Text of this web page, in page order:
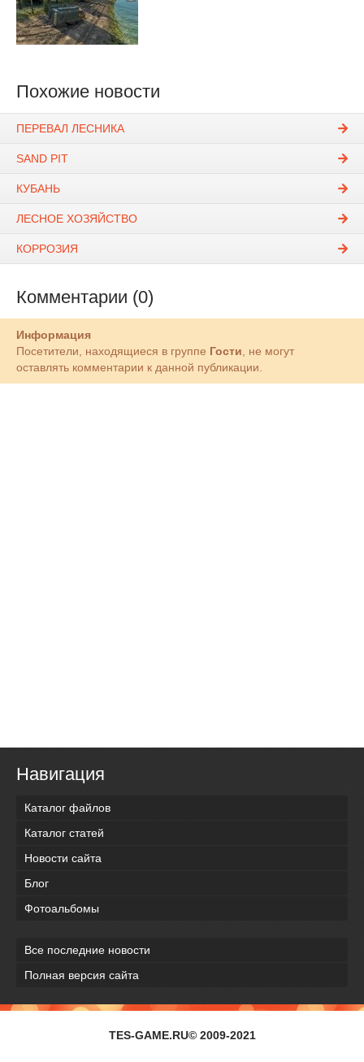
Похожие новости
ПЕРЕВАЛ ЛЕСНИКА
SAND PIT
КУБАНЬ
ЛЕСНОЕ ХОЗЯЙСТВО
КОРРОЗИЯ
Комментарии (0)
Информация
Посетители, находящиеся в группе Гости, не могут
оставлять комментарии к данной публикации.
Навигация
Каталог файлов
Каталог статей
Новости сайта
Блог
Фотоальбомы
Все последние новости
Полная версия сайта
TES-GAME.RU© 2009-2021